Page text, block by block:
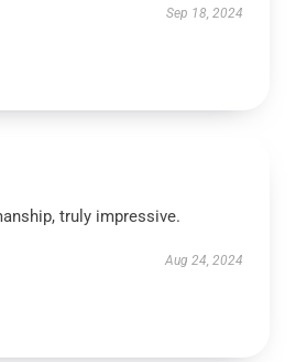
Sep 18, 2024
truly impressive.
Aug 24, 2024